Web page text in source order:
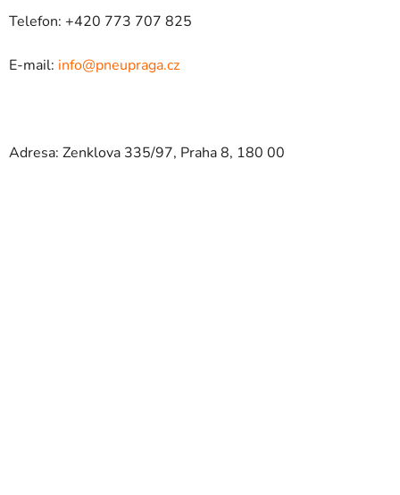
Telefon: +420 773 707 825
E-mail: info@pneupraga.cz
Adresa: Zenklova 335/97, Praha 8, 180 00